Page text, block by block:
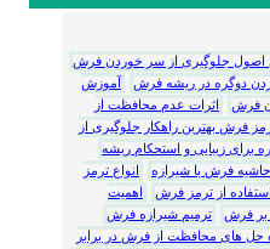
اصول جلوگیری از سر خوردن فرش
دوگره در ریشه فرش
آموزش
فرش
اثرات عدم محافظت از
فرش بهترین راهکار جلوگیری از
برای زیبایی و استحکام ریشه
فرش با شیرازه
انواع ترمز
از ترمز فرش
اهمیت
بر فرش
ترمیم شیرازه فرش
حل های محافظت از فرش در برابر